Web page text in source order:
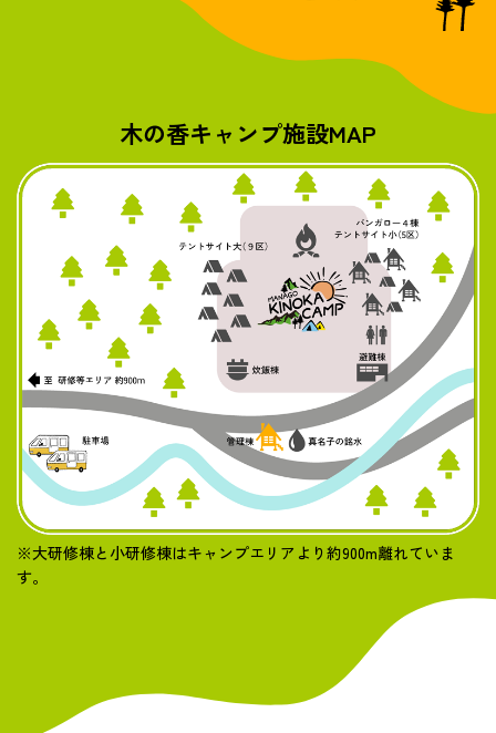
木の香キャンプ施設MAP
※大研修棟と小研修棟はキャンプエリアより約900m離れていま
す。